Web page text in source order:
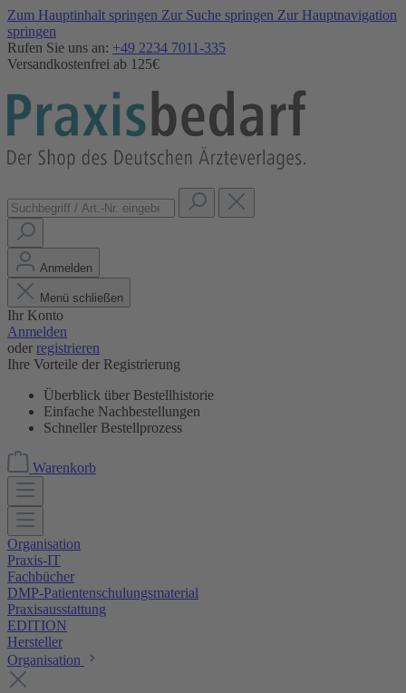
Zum Hauptinhalt springen Zur Suche springen Zur Hauptnavigation
springen
Rufen Sie uns an: +49 2234 7011-335
Versandkostenfrei ab 125€
Anmelden
Menü schließen
Ihr Konto
Anmelden
oder registrieren
Ihre Vorteile der Registrierung
Überblick über Bestellhistorie
Einfache Nachbestellungen
Schneller Bestellprozess
Warenkorb
Organisation
Praxis-IT
Fachbücher
DMP-Patientenschulungsmaterial
Praxisausstattung
EDITION
Hersteller
Organisation